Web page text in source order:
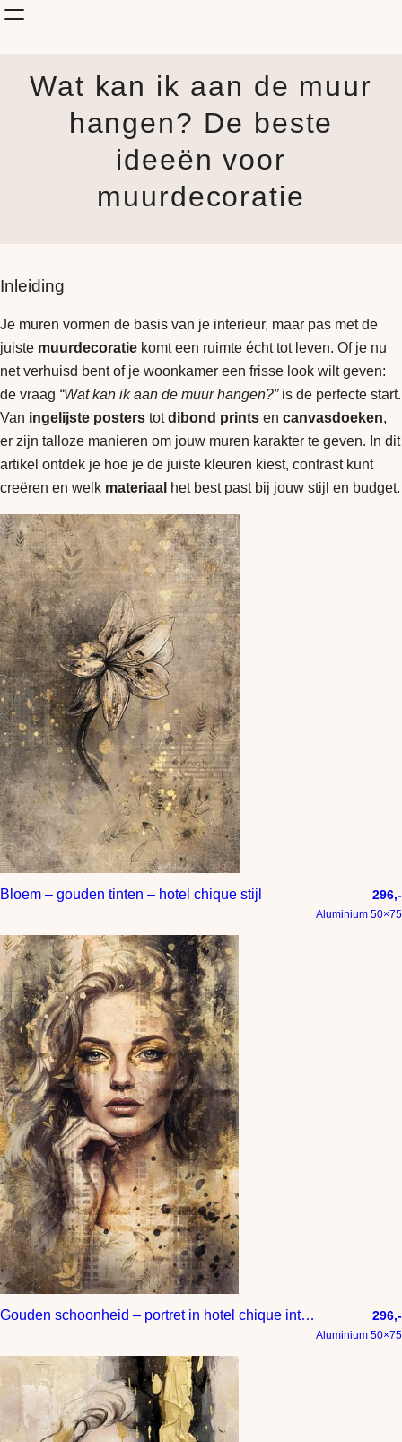
Onderwerp
KunstStijl
Albums
Blog
How it is made
Wat kan ik aan de muur
hangen? De beste
ideeën voor
muurdecoratie
Inleiding
Je muren vormen de basis van je interieur, maar pas met de
juiste muurdecoratie komt een ruimte écht tot leven. Of je nu
net verhuisd bent of je woonkamer een frisse look wilt geven:
de vraag “Wat kan ik aan de muur hangen?”is de perfecte start.
Van ingelijste posters totdibond prints en canvasdoeken,
er zijn talloze manieren om jouw muren karakter te geven. In dit
artikel ontdek je hoe je de juiste kleuren kiest, contrast kunt
creëren en welk materiaal het best past bij jouw stijl en budget.
Bloem – gouden tinten – hotel chique stijl 296,-
Aluminium 50×75
Gouden schoonheid – portret in hotel chique interieur stijl 296,-
Aluminium 50×75